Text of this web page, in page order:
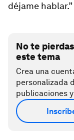
déjame hablar.”
No te
este tema
Crea una
personalizada
publicaciones